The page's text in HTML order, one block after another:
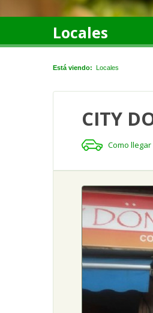
Locales
Está viendo: Locales
CITY
Como llegar